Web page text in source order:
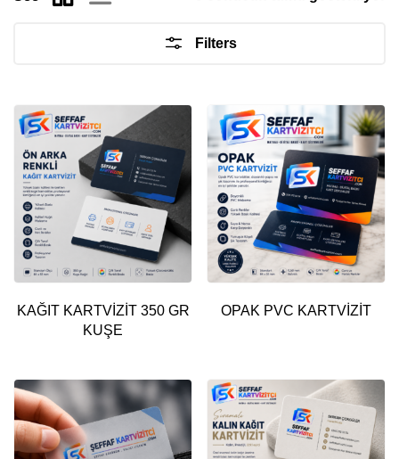
Filters
KAĞIT KARTVİZİT 350 GR
KUŞE
OPAK PVC KARTVİZİT